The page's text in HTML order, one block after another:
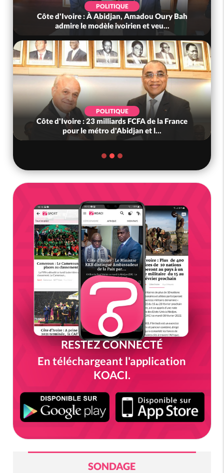
POLITIQUE
Côte d'Ivoire : À Abidjan, Amadou Oury Bah
admire le modèle ivoirien et veu...
POLITIQUE
Côte d'Ivoire : 23 milliards FCFA de la France
pour le métro d'Abidjan et l...
RESTEZ CONNECTÉ
En téléchargeant l'application
KOACI.
SONDAGE